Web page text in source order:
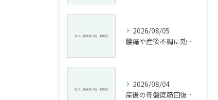
2026/08/05
腰痛や産後不調に効く整骨院の施術と姿勢改善法
2026/08/04
産後の骨盤底筋回復法と整骨院活用